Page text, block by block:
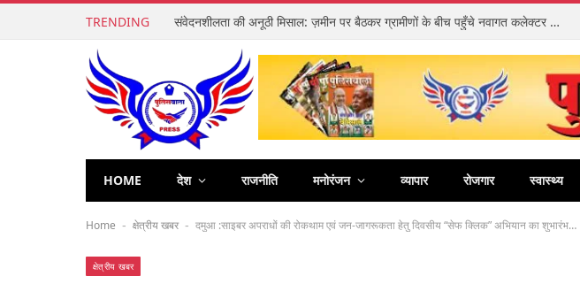
TRENDING संवेदनशीलता की अनूठी मिसाल: ज़मीन पर बैठकर ग्रामीणों के बीच पहुँचे नवागत कलेक्टर पार्थ जायसवाल, धुरवार में चौपाल लगाकर सुनीं समस्याएँ
HOME देश राजनीति मनोरंजन व्यापार रोजगार स्वास्थ्य
Home - क्षेत्रीय खबर - दमुआ :साइबर अपराधों की रोकथाम एवं जन-जागरूकता हेतु दिवसीय “सेफ क्लिक” अभियान का शुभारंभ…
क्षेत्रीय खबर